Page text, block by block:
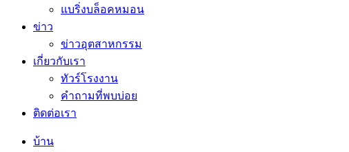
แบริ่งบล็อคหมอน
ข่าว
ข่าวอุตสาหกรรม
เกี่ยวกับเรา
ทัวร์โรงงาน
คำถามที่พบบ่อย
ติดต่อเรา
บ้าน